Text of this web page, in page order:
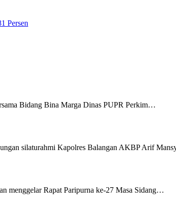
Persen
Bidang Bina Marga Dinas PUPR Perkim…
silaturahmi Kapolres Balangan AKBP Arif
menggelar Rapat Paripurna ke-27 Masa Sidang…